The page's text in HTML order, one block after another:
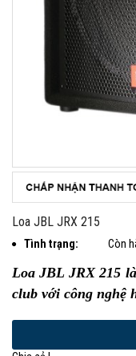
Loa JBL JRX 215
Tình trạng: Còn
Loa JBL JRX 215
club với công nghệ